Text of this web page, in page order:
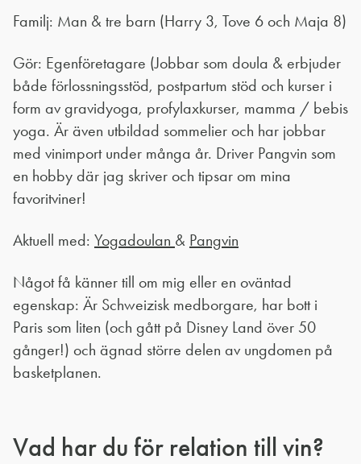
Familj: Man & tre barn (Harry 3, Tove 6 och Maja 8)
Gör: Egenföretagare (Jobbar som doula & erbjuder
både förlossningsstöd, postpartum stöd och kurser i
form av gravidyoga, profylaxkurser, mamma / bebis
yoga. Är även utbildad sommelier och har jobbar
med vinimport under många år. Driver Pangvin som
en hobby där jag skriver och tipsar om mina
favoritviner!
Aktuell med: Yogadoulan & Pangvin
Något få känner till om mig eller en oväntad
egenskap: Är Schweizisk medborgare, har bott i
Paris som liten (och gått på Disney Land över 50
gånger!) och ägnad större delen av ungdomen på
basketplanen.
Vad har du för relation till vin?